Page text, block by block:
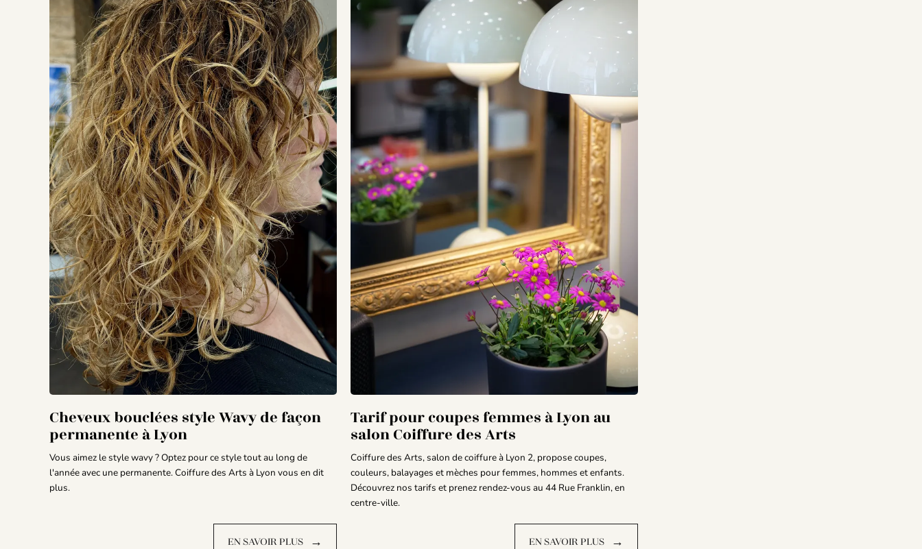
Cheveux bouclées style Wavy de façon
permanente à Lyon
Vous aimez le style wavy ? Optez pour ce style tout au long de
l'année avec une permanente. Coiffure des Arts à Lyon vous en dit
plus.
EN SAVOIR PLUS →
Tarif pour coupes femmes à Lyon au
salon Coiffure des Arts
Coiffure des Arts, salon de coiffure à Lyon 2, propose coupes,
couleurs, balayages et mèches pour femmes, hommes et enfants.
Découvrez nos tarifs et prenez rendez-vous au 44 Rue Franklin, en
centre-ville.
EN SAVOIR PLUS →